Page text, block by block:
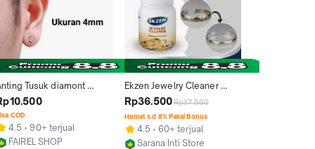
Tusuk diamont
Steel,Anting Pria
Wanita,Anting
monel tipis Bulat
COD
4.5
90+ terjual
FAIREL SHOP
Ekzen Jewelry Cleaner
Pembersih cincin gelang
Anting Kalung  Emas Perak
Monel Platinum Titanium
rhodium perunggu xuping
Rp36.500Rp37.500
Hemat s.d 8% Pakai Bonus
4.5
60+ terjual
Sarana Inti Store